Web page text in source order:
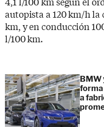
autopista a 120 km/h la
km, y en conducción
l/100 km.
BMW
forma
a